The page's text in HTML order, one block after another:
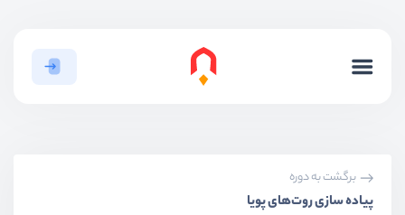
برگشت به دوره
پیاده سازی روت‌های پویا